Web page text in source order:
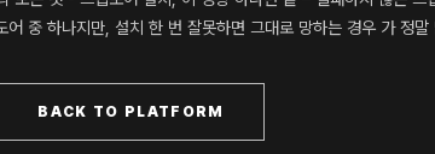
어 중 하나지만, 설치 한 번 잘못하면 그대로 망하는 경우 가 정
BACK TO PLATFORM